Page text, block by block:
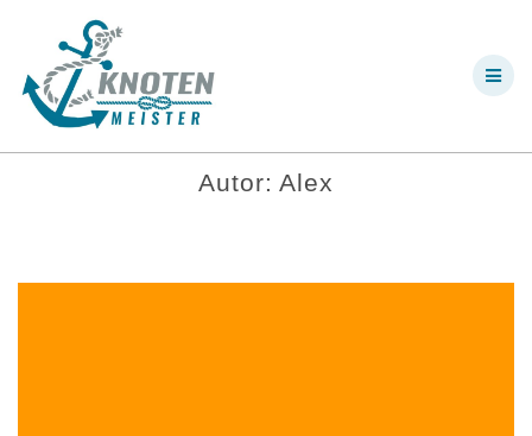
Autor:Alex